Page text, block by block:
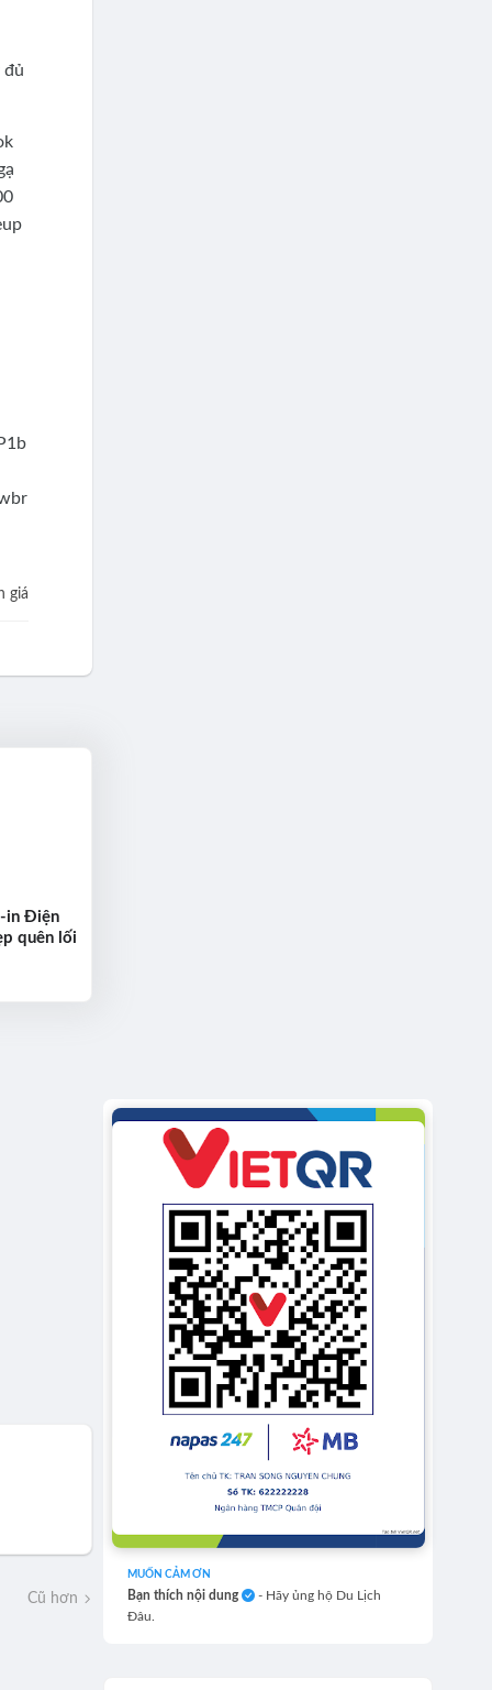
đủ
giá
in Điện
quên lối
Cũ hơn
MUỐN CẢM ƠN
Bạn thích nội dung
- Hãy ủng hộ Du Lịch
Đâu.